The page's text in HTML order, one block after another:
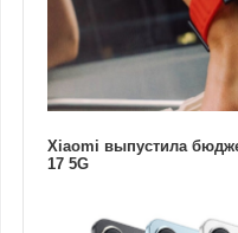
Xiaomi выпустила
17 5G